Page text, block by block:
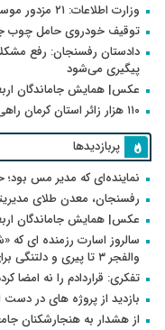
وزارت اطلاعات: ۲۱ مزدور موساد و ۴ شرور مسلح در کرمان بازداشت شدند
توقیف خودروی حامل چوب
دادستان رفسنجان: رفع
پیگیری می‌شود
عکس| همایش جاماندگان
۱۱۰ هزار زائر استان کرمان راهی سفر اربعین شدند
پربازدیدها
نماینده‌ای که مدیر مس
رفسنجان، معدن طلای
عکس| همایش جاماندگان
سالروز اسارت رزمنده ای
والفجر ۳ تا پیری و دلتنگی برای رفقای شهید
تفکری: قراردادم را نه امضا
بازدید از پروژه های در
از هشدار به هنجارشکنان